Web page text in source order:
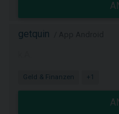
getquin
Geld & Finanzen +1